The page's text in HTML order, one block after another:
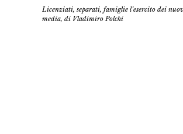
Licenziati, separati, famiglie l’esercito dei
media, di Vladimiro Polchi